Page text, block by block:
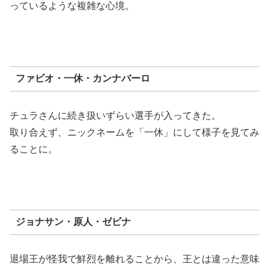
っているような複雑な心境。
ファビオ・一休・カンナバーロ
チュラさんに続き扱いずらい選手が入ってきた。
取り合えず、ニックネームを「一休」にして様子を見てみ
ることに。
ジョナサン・原人・ゼビナ
退場王が怪我で鮮烈を離れることから、王とは違った意味